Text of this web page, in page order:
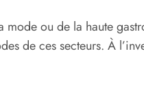
mode ou de la haute
de ces secteurs. À